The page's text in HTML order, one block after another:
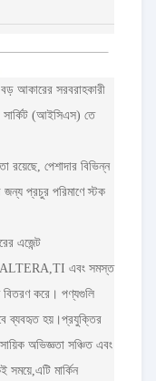
আকারের সরবরাহকারী
সার্কিট (আইসিএস) তে
রয়েছে, পেশাদার বিভিন্ন
জন্য প্রচুর পরিমাণে স্টক
এজেন্ট
এবং সমস্ত
বিতরণ করে। পণ্যগুলি
ব্যবহৃত হয়।প্রযুক্তির
অভিজ্ঞতা সঞ্চিত এবং
সময়ে,এটি মার্কিন